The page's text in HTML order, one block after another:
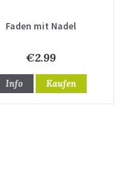
Faden mit Nadel
€2.99
Info Kaufen